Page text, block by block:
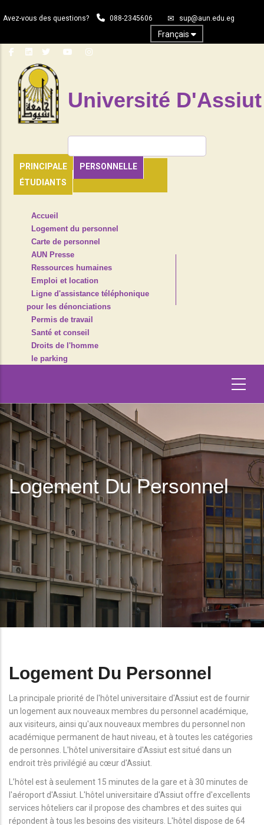
au
principal
Avez-vous des questions? 088-2345606 sup@aun.edu.eg
Français
Université D'Assiut
PRINCIPALE
PERSONNELLE
ÉTUDIANTS
HEADER
NAVIGATION
Accueil
Logement du personnel
Carte de personnel
AUN Presse
Ressources humaines
Emploi et location
Ligne d'assistance téléphonique
pour les dénonciations
Permis de travail
Santé et conseil
Droits de l'homme
le parking
Logement Du Personnel
Logement Du Personnel
La principale priorité de l'hôtel universitaire d'Assiut est de fournir
un logement aux nouveaux membres du personnel académique,
aux visiteurs, ainsi qu'aux nouveaux membres du personnel non
académique permanent de haut niveau, et à toutes les catégories
de personnes. L'hôtel universitaire d'Assiut est situé dans un
endroit très privilégié au cœur d'Assiut.
L’hôtel est à seulement 15 minutes de la gare et à 30 minutes de
l'aéroport d'Assiut. L'hôtel universitaire d'Assiut offre d'excellents
services hôteliers car il propose des chambres et des suites qui
répondent à tous les besoins des visiteurs. L'hôtel dispose de 64